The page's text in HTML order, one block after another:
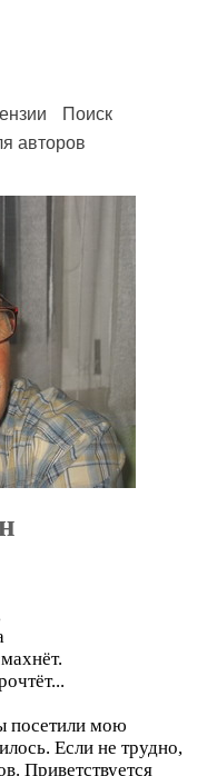
Поиск
авторов
посетили мою
Если не трудно,
Приветствуется